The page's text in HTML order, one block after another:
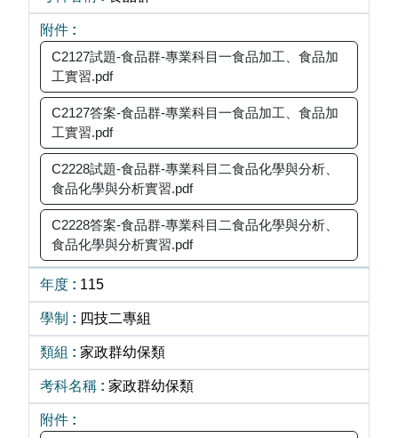
C2127試題-食品群-專業科目一食品加工、食品加
工實習.pdf
C2127答案-食品群-專業科目一食品加工、食品加
工實習.pdf
C2228試題-食品群-專業科目二食品化學與分析、
食品化學與分析實習.pdf
C2228答案-食品群-專業科目二食品化學與分析、
食品化學與分析實習.pdf
115
四技二專組
家政群幼保類
家政群幼保類